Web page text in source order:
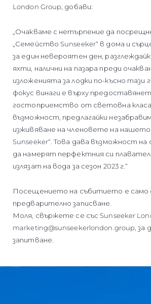
London Group, добави:
„Очакваме с нетърпение да
„Семейство Sunseeker“ в дома и
за един невероятен ден,
яхти, налични на пазара преди
изложенията за лодки по-късно
фокус винаги е върху
гостоприемство от световна класа
възможност, предлагайки
изживяване на членовете на
Sunseeker“. Това дава възможност
да намерят перфектния си
излязат на вода за сезон 2023 г.“
Посещението на събитието е само
предварително записване.
Моля, свържете се със Sunseeker
marketing@sunseekerlondon.group, за
запитване.